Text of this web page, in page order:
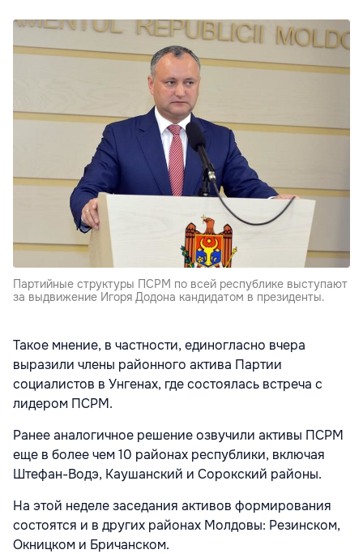
Партийные структуры ПСРМ по всей республике выступают
за выдвижение Игоря Додона кандидатом в президенты.
Такое мнение, в частности, единогласно вчера
выразили члены районного актива Партии
социалистов в Унгенах, где состоялась встреча с
лидером ПСРМ.
Ранее аналогичное решение озвучили активы ПСРМ
еще в более чем 10 районах республики, включая
Штефан-Водэ, Каушанский и Сорокский районы.
На этой неделе заседания активов формирования
состоятся и в других районах Молдовы: Резинском,
Окницком и Бричанском.